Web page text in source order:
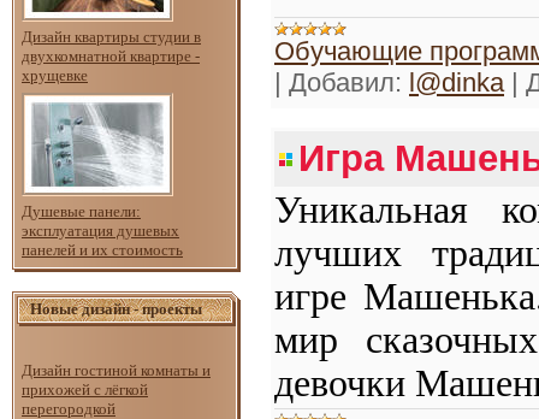
Дизайн квартиры студии в
двухкомнатной квартире -
хрущевке
Душевые панели:
эксплуатация душевых
панелей и их стоимость
Новые дизайн - проекты
Дизайн гостиной комнаты и
прихожей с лёгкой
перегородкой
Обучающие
Добавил: l@dinka|
Игра
Уникальная
лучших
игре
мир
девочки